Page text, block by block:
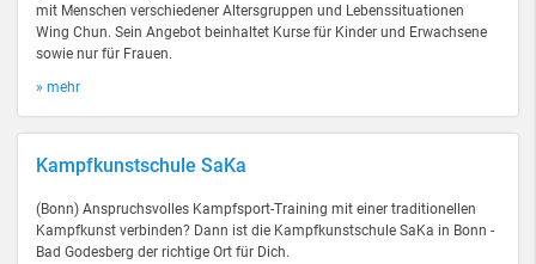
mit Menschen verschiedener Altersgruppen und Lebenssituationen
Wing Chun. Sein Angebot beinhaltet Kurse für Kinder und Erwachsene
sowie nur für Frauen.
» mehr
Kampfkunstschule SaKa
(Bonn) Anspruchsvolles Kampfsport-Training mit einer traditionellen
Kampfkunst verbinden? Dann ist die Kampfkunstschule SaKa in Bonn -
Bad Godesberg der richtige Ort für Dich.